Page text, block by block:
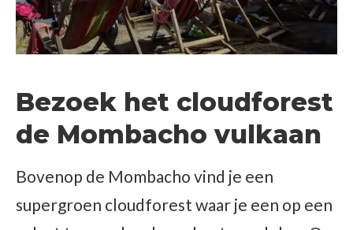
Bezoek het cloudforest
de Mombacho vulkaan
Bovenop de Mombacho vind je een
supergroen cloudforest waar je een op een